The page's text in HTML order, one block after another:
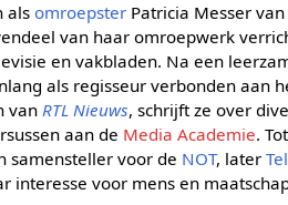
alsomroepster Patricia Messer
van haar omroepwerk
en vakbladen. Na een
als regisseur verbonden aan
vanRTL Nieuws, schrijft ze over
aan de Media Academie.
samensteller voor de NOT, later
interesse voor mens en